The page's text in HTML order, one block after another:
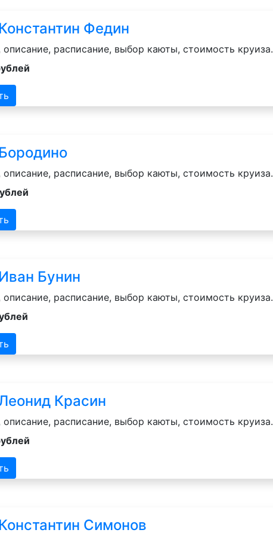
Федин
расписание, выбор каюты, стоимость круиза.
расписание, выбор каюты, стоимость круиза.
Бунин
расписание, выбор каюты, стоимость круиза.
Красин
расписание, выбор каюты, стоимость круиза.
Симонов